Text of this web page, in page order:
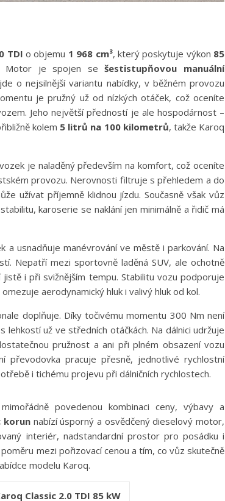
TDI o objemu 1 968 cm³, který poskytuje výkon 85
Motor je spojen sešestistupňovou manuální
o nejsilnější variantu nabídky, v běžném provozu
je pružný už od nízkých otáček, což oceníte
Jeho největší předností je ale hospodárnost –
kolem 5 litrů na 100 kilometrů, takže Karoq
je naladěný především na komfort, což oceníte
provozu. Nerovnosti filtruje s přehledem a do
užívat příjemně klidnou jízdu. Současně však vůz
karoserie se naklání jen minimálně a řidič má
a usnadňuje manévrování ve městě i parkování. Na
Nepatří mezi sportovně laděná SUV, ale ochotně
i při svižnějším tempu. Stabilitu vozu podporuje
aerodynamický hluk i valivý hluk od kol.
doplňuje. Díky točivému momentu 300 Nm není
už ve středních otáčkách. Na dálnici udržuje
pružnost a ani při plném obsazení vozu
převodovka pracuje přesně, jednotlivé rychlostní
i tichému projevu při dálničních rychlostech.
povedenou kombinaci ceny, výbavy a
korun nabízí úsporný a osvědčený dieselový motor,
interiér, nadstandardní prostor pro posádku i
mezi pořizovací cenou a tím, co vůz skutečně
modelu Karoq.
Classic 2.0 TDI 85 kW